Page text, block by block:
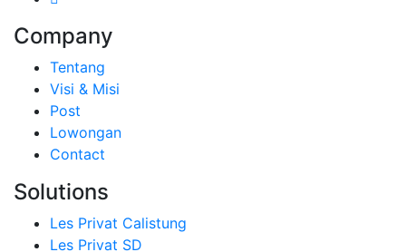
Company
Tentang
Visi & Misi
Post
Lowongan
Contact
Solutions
Les Privat Calistung
Les Privat SD